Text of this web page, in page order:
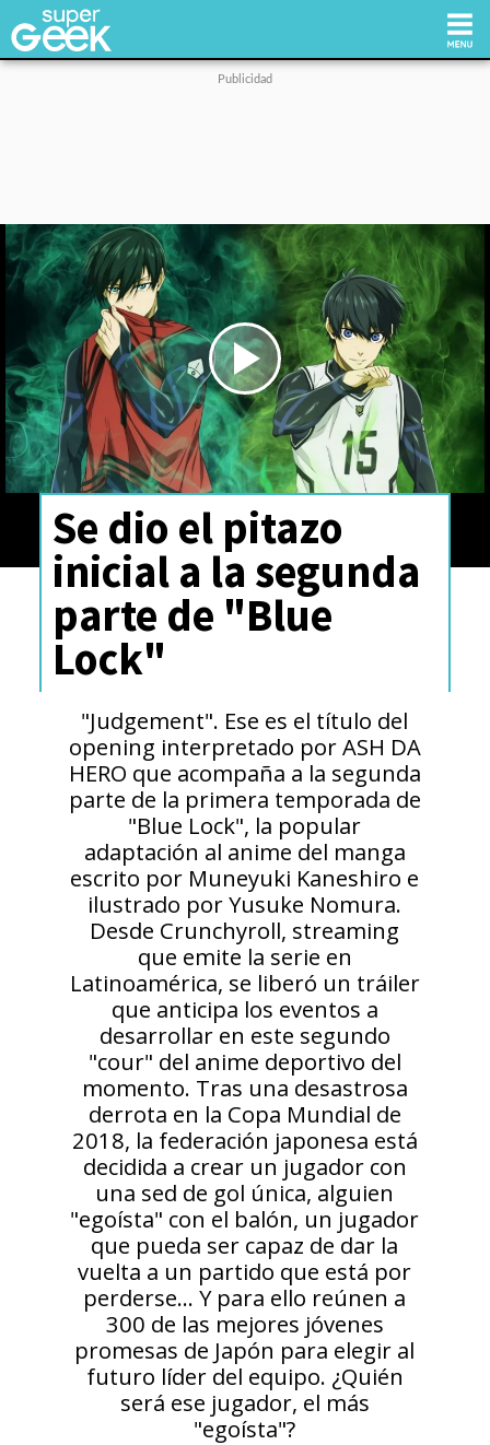
Tecnología
Videojuegos
Reviews
Cultura Pop
Streaming
Síguenos:
Play
Video
Se dio el pitazo
inicial a la segunda
parte de "Blue
Lock"
"Judgement". Ese es el título del
opening interpretado por ASH DA
HERO que acompaña a la segunda
parte de la primera temporada de
"Blue Lock", la popular
adaptación al anime del manga
escrito por Muneyuki Kaneshiro e
ilustrado por Yusuke Nomura.
Desde Crunchyroll, streaming
que emite la serie en
Latinoamérica, se liberó un tráiler
que anticipa los eventos a
desarrollar en este segundo
"cour" del anime deportivo del
momento. Tras una desastrosa
derrota en la Copa Mundial de
2018, la federación japonesa está
decidida a crear un jugador con
una sed de gol única, alguien
"egoísta" con el balón, un jugador
que pueda ser capaz de dar la
vuelta a un partido que está por
perderse... Y para ello reúnen a
300 de las mejores jóvenes
promesas de Japón para elegir al
futuro líder del equipo. ¿Quién
será ese jugador, el más
"egoísta"?